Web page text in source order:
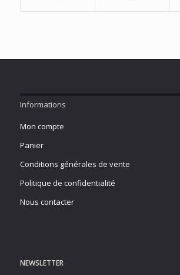
Informations
Mon compte
Panier
Conditions générales de vente
Politique de confidentialité
Nous contacter
NEWSLETTER